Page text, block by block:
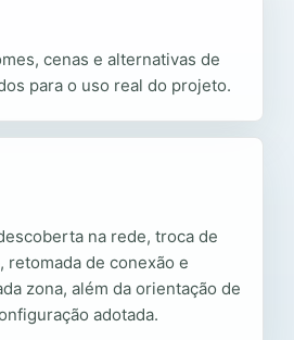
cenas e alternativas de
para o uso real do projeto.
na rede, troca de
de conexão e
zona, além da orientação de
adotada.